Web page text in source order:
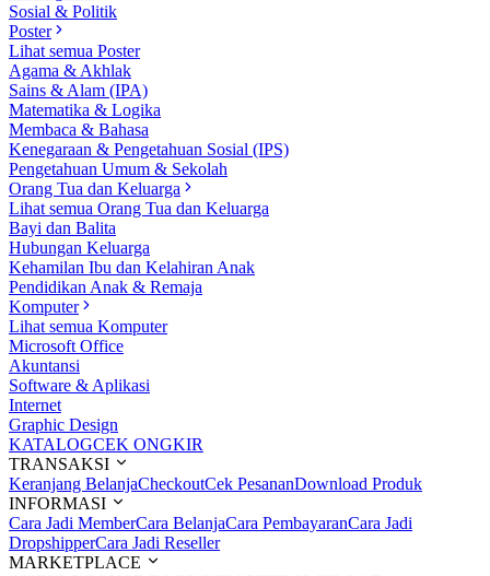
Sosial & Politik
Poster
Lihat semua Poster
Agama & Akhlak
Sains & Alam (IPA)
Matematika & Logika
Membaca & Bahasa
Kenegaraan & Pengetahuan Sosial (IPS)
Pengetahuan Umum & Sekolah
Orang Tua dan Keluarga
Lihat semua Orang Tua dan Keluarga
Bayi dan Balita
Hubungan Keluarga
Kehamilan Ibu dan Kelahiran Anak
Pendidikan Anak & Remaja
Komputer
Lihat semua Komputer
Microsoft Office
Akuntansi
Software & Aplikasi
Internet
Graphic Design
KATALOGCEK ONGKIR
TRANSAKSI
Keranjang BelanjaCheckoutCek PesananDownload Produk
INFORMASI
Cara Jadi MemberCara BelanjaCara PembayaranCara Jadi
DropshipperCara Jadi Reseller
MARKETPLACE